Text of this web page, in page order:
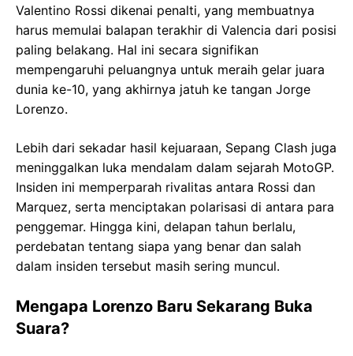
Valentino Rossi dikenai penalti, yang membuatnya
harus memulai balapan terakhir di Valencia dari posisi
paling belakang. Hal ini secara signifikan
mempengaruhi peluangnya untuk meraih gelar juara
dunia ke-10, yang akhirnya jatuh ke tangan Jorge
Lorenzo.
Lebih dari sekadar hasil kejuaraan, Sepang Clash juga
meninggalkan luka mendalam dalam sejarah MotoGP.
Insiden ini memperparah rivalitas antara Rossi dan
Marquez, serta menciptakan polarisasi di antara para
penggemar. Hingga kini, delapan tahun berlalu,
perdebatan tentang siapa yang benar dan salah
dalam insiden tersebut masih sering muncul.
Mengapa Lorenzo Baru Sekarang Buka
Suara?